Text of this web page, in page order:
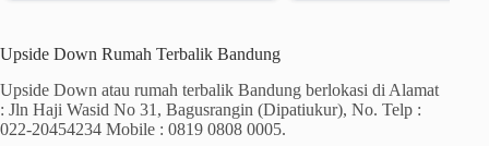
Upside Down Rumah Terbalik Bandung
Upside Down atau rumah terbalik Bandung berlokasi di Alamat
: Jln Haji Wasid No 31, Bagusrangin (Dipatiukur), No. Telp :
022-20454234 Mobile : 0819 0808 0005.